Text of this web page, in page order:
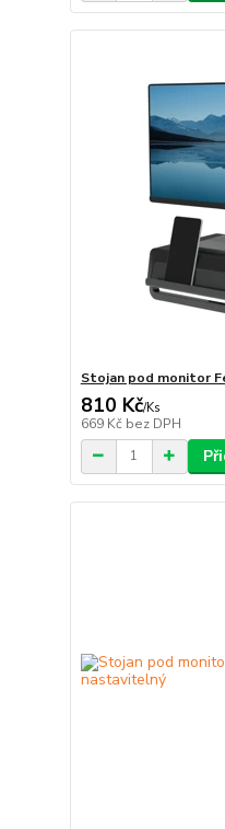
Stojan pod monitor
810 Kč/Ks
669 Kč bez DPH